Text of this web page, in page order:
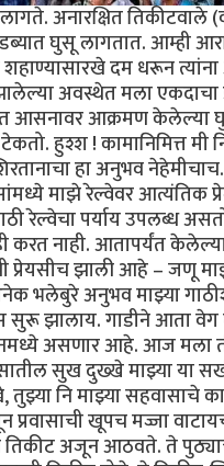
अनारक्षित तिकीटवाले
घुसू लागतात. आम्ही
शहाण्यासारखे दम धरून
अवस्थेत मला एकदाचा
आसनावर आक्रमण केलेल्या
हुश्श ! कामानिमित्त मी
हा अनुभव
माझे रेल्वेवर आत्यंतिक
रेल्वेचा पर्याय उपलब्ध
करत नाही. आतापर्यंत
प्रेयसीच झाली आहे – जणू
भलेबुरे अनुभव माझ्या
सुरू झालाय. गाडीने आता
असणार आहे. आज मला
सुख दुख्खे माझ्या या
नि माझ्या सहवासाचे
प्रवासाची खूपच मज्जा
तिकीट अजून आठवते. ते